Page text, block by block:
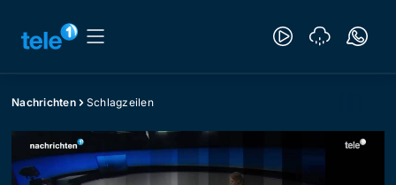
Nachrichten Schlagzeilen